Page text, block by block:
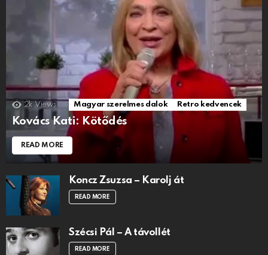
2k Views Magyar szerelmes dalok Retro kedvencek
Kovács Kati: Kötődés
READ MORE
Koncz Zsuzsa – Karolj át
READ MORE
Szécsi Pál – A távollét
READ MORE